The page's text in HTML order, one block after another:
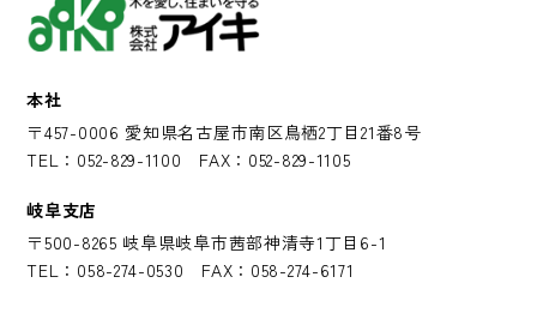
本社
〒457-0006 愛知県名古屋市南区鳥栖2丁目21番8号
TEL：052-829-1100 FAX：052-829-1105
岐阜支店
〒500-8265 岐阜県岐阜市茜部神清寺1丁目6-1
TEL：058-274-0530 FAX：058-274-6171